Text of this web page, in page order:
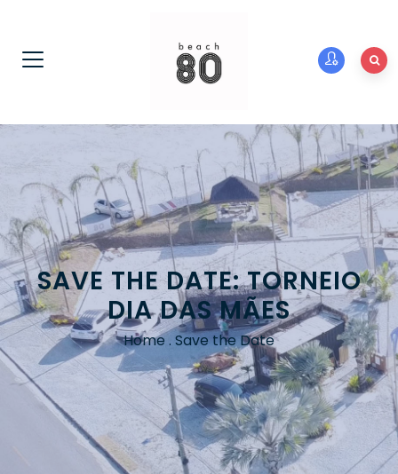
SAVE THE DATE: TORNEIO
DIA DAS MÃES
Home. Save the Date